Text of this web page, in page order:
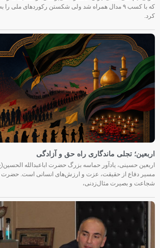
که با کسب ۹ مدال همراه شد ولی شکستن رکوردهای ملی را
کرد.
اربعین؛ تجلی ماندگاری راه حق و آزادگی
اربعین حسینی، یادآور حماسه بزرگ حضرت اباعبدالله
مسیر دفاع از حقیقت، عزت و ارزش‌های انسانی است. حضرت
شجاعت و بصیرت مثال‌زدنی،